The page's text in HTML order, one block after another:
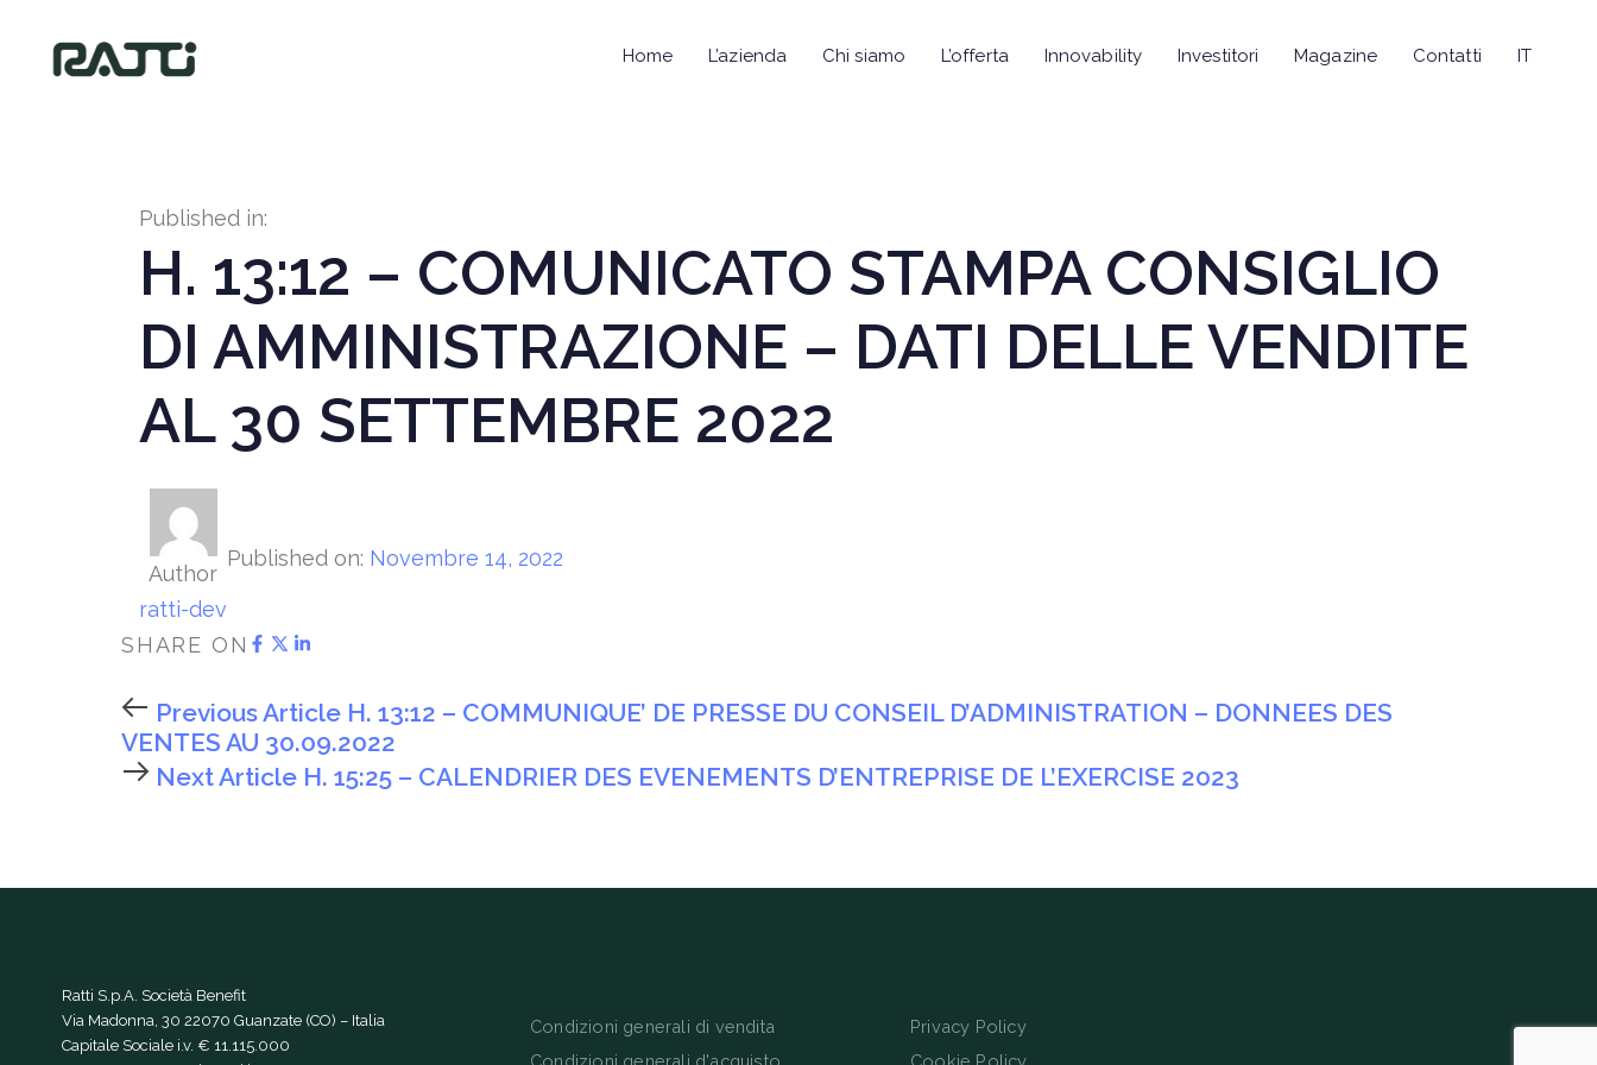
Home L’azienda Chi siamo L’offerta Innovability Investitori Magazine Contatti IT
Published in:
H. 13:12 – COMUNICATO STAMPA CONSIGLIO
DI AMMINISTRAZIONE – DATI DELLE VENDITE
AL 30 SETTEMBRE 2022
Author
ratti-dev
Published on: Novembre 14, 2022
SHARE ON
Previous Article H. 13:12 – COMMUNIQUE’ DE PRESSE DU CONSEIL D’ADMINISTRATION – DONNEES DES
VENTES AU 30.09.2022
Next Article H. 15:25 – CALENDRIER DES EVENEMENTS D’ENTREPRISE DE L’EXERCISE 2023
Ratti S.p.A. Società Benefit
Via Madonna, 30 22070 Guanzate (CO) – Italia
Capitale Sociale i.v. € 11.115.000
Condizioni generali di vendita
Condizioni generali d'acquisto
Privacy Policy
Cookie Policy